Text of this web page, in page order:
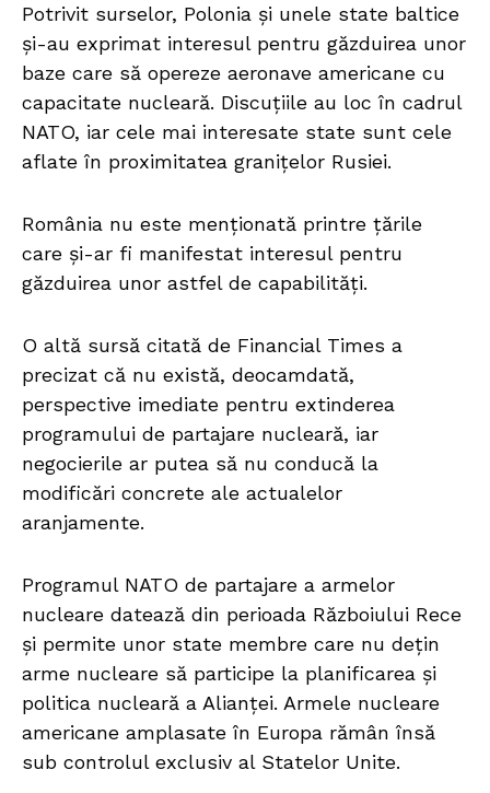
Potrivit surselor, Polonia și unele state baltice
și-au exprimat interesul pentru găzduirea unor
baze care să opereze aeronave americane cu
capacitate nucleară. Discuțiile au loc în cadrul
NATO, iar cele mai interesate state sunt cele
aflate în proximitatea granițelor Rusiei.
România nu este menționată printre țările
care și-ar fi manifestat interesul pentru
găzduirea unor astfel de capabilități.
O altă sursă citată de Financial Times a
precizat că nu există, deocamdată,
perspective imediate pentru extinderea
programului de partajare nucleară, iar
negocierile ar putea să nu conducă la
modificări concrete ale actualelor
aranjamente.
Programul NATO de partajare a armelor
nucleare datează din perioada Războiului Rece
și permite unor state membre care nu dețin
arme nucleare să participe la planificarea și
politica nucleară a Alianței. Armele nucleare
americane amplasate în Europa rămân însă
sub controlul exclusiv al Statelor Unite.